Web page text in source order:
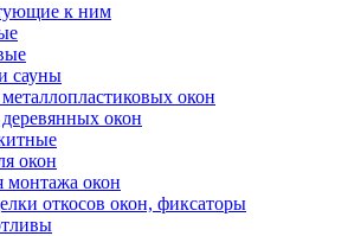
к ним
сауны
окон
окон
окон
монтажа окон
откосов окон, фиксаторы